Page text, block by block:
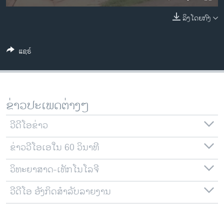
ວິທະຍາສາດ-ເທັກໂນໂລຈີ
ພາສາອັງກິດ
ລາຍການກະຈາຍສຽງ
ລາຍງານ
ຕິດຕາມພວກເຮົາ ທີ່
ພາສາຕ່າງໆ
ລິງໂດຍກົງ
ແຊຣ໌
ຂ່າວປະເພດຕ່າງໆ
ວີດີໂອຂ່າວ
ຂ່າວວີໂອເອໃນ 60 ວິນາທີ
ວິທະຍາສາດ-ເທັກໂນໂລຈີ
ວີດີໂອ ອັງກິດສຳລັບລາຍງານ